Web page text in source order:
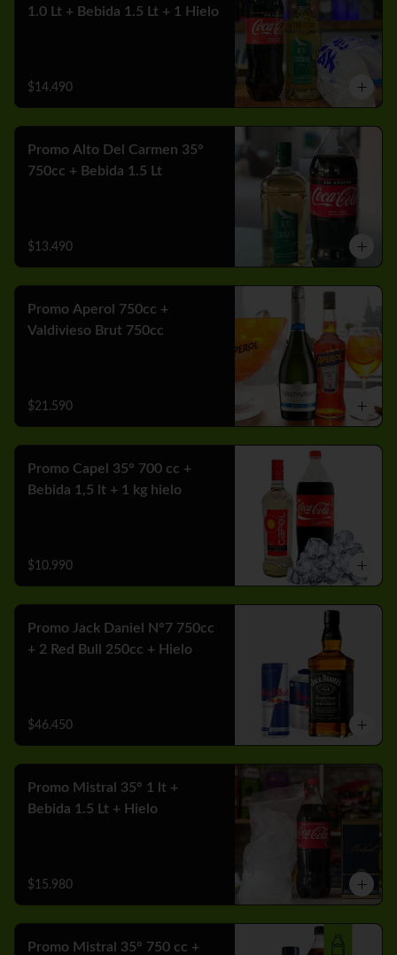
1.0 Lt + Bebida 1.5 Lt + 1 Hielo
$14.490
Promo Alto Del Carmen 35°
750cc + Bebida 1.5 Lt
$13.490
Promo Aperol 750cc +
Valdivieso Brut 750cc
$21.590
Promo Capel 35° 700 cc +
Bebida 1,5 lt + 1 kg hielo
$10.990
Promo Jack Daniel N°7 750cc
+ 2 Red Bull 250cc + Hielo
$46.450
Promo Mistral 35° 1 lt +
Bebida 1.5 Lt + Hielo
$15.980
Promo Mistral 35° 750 cc +